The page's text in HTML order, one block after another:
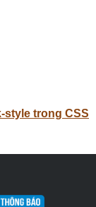
trong CSS